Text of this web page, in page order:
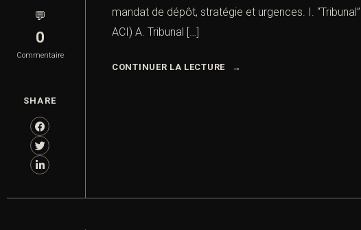
💬
0
Commentaire
SHARE
mandat de dépôt, stratégie et urgences. I.
ACI) A. Tribunal […]
CONTINUER LA LECTURE